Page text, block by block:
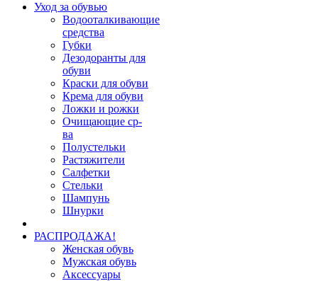
Уход за обувью
Водооталкивающие
средства
Губки
Дезодоранты для
обуви
Краски для обуви
Крема для обуви
Ложки и рожки
Очищающие ср-
ва
Полустельки
Растяжители
Салфетки
Стельки
Шампунь
Шнурки
РАСПРОДАЖА!
Женская обувь
Мужская обувь
Аксессуары